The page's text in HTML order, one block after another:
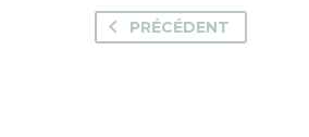
PRÉCÉDENT